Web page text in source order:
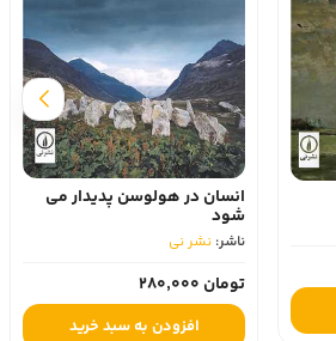
انسان در هولوسن پدیدار می
شود
ناشر: نشر نی
تومان 280,000
افزودن به سبد خرید